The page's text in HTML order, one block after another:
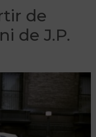
de
de J.P.